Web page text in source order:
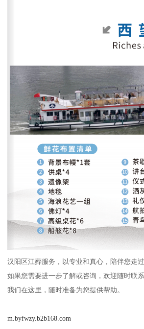
汉阳区江葬服务，以专业和真心，陪伴您走过
如果您需要进一步了解或咨询，欢迎随时联系
我们在这里，随时准备为您提供帮助。
m.byfwzy.b2b168.com